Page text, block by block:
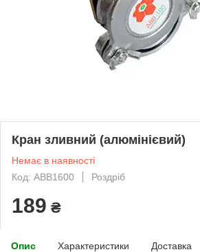
Кран зливний (алюмінієвий)
Немає в наявності
Код: АВВ1600
Роздріб
189 ₴
Опис Характеристики Доставка